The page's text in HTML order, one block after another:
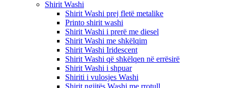
Shirit Washi
Shirit Washi prej fletë metalike
Printo shirit washi
Shirit Washi i prerë me diesel
Shirit Washi me shkëlqim
Shirit Washi Iridescent
Shirit Washi që shkëlqen në errësirë
Shirit Washi i shpuar
Shiriti i vulosjes Washi
Shirit ngjitës Washi me rrotull